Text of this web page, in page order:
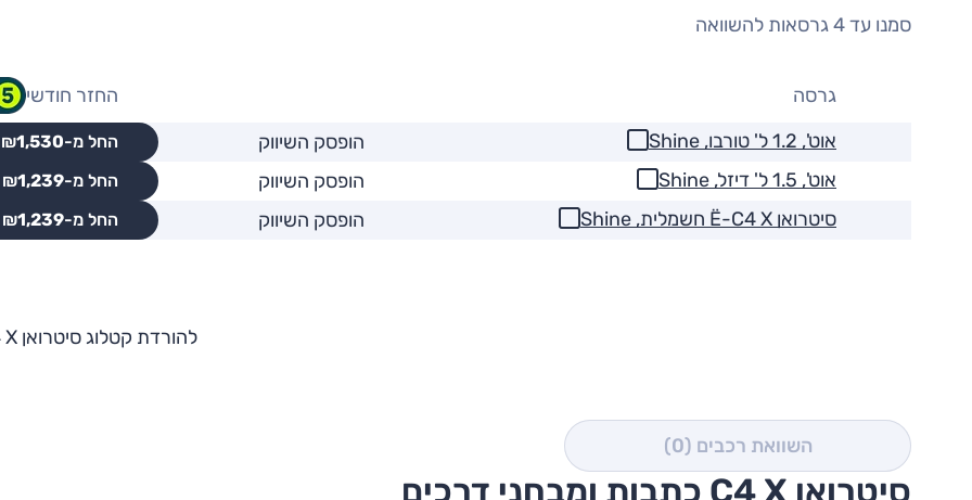
סמנו עד 4 גרסאות להשוואה
גרסה
החזר חודשי
אוט', 1.2 ל' טורבו, Shine
הופסק השיווק החל מ-₪1,530
אוט', 1.5 ל' דיזל, Shine הופסק השיווק החל מ-₪1,239
סיטרואן Ë-C4 X חשמלית, Shine הופסק השיווק החל מ-₪1,239
להורדת קטלוג סיטרואן C4 X
השוואת רכבים (0)
סיטרואן C4 X כתבות ומבחני דרכים